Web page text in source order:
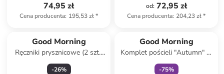
74,95 zł
Cena producenta: 195,53 zł*
od: 72,95 zł
Cena producenta: 204,23 zł*
Good Morning
Ręczniki prysznicowe (2 szt.)
w kolorze niebieskim
-26%
Good Morning
Komplet pościeli "Autumn" w
kolorze beżowym
-75%